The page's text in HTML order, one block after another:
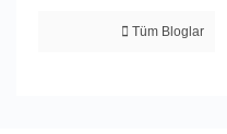
Tüm Bloglar